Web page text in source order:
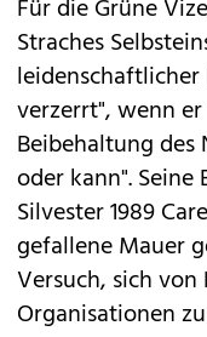
Für die Grüne
Straches
verzerrt", wenn
Beibehaltung des
oder kann".
Silvester 1989
gefallene Mauer
Versuch, sich
Organisationen